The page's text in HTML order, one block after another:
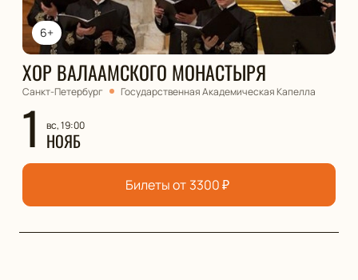
6+
ХОР ВАЛААМСКОГО МОНАСТЫРЯ
Санкт-Петербург Государственная Академическая Капелла
1 вс, 19:00
НОЯБ
Билеты от 3300₽